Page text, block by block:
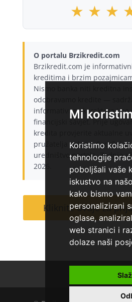
Mi
Koristimo
tehnologije
poboljšali vaše
iskustvo na
kako bismo
personalizirani
oglase,
web stranici i
dolaze naši
★ ★ ★
O portalu Brzikredit.com
Brzikredit.com je
kreditima i brzim
Nismo banka niti kreditna
odobravamo kredite —
informativnog karaktera i ne
financijski savjet. Prije
kredita provjerite aktualne
pružatelja usluge. Sadržaj
uredništvo portala. Zadnje
2026.
Kliknite ovdje za
O